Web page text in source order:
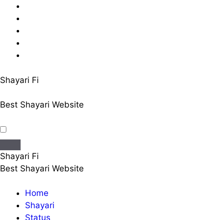
content
Shayari Fi
Best Shayari Website
Shayari Fi
Best Shayari Website
Home
Shayari
Status